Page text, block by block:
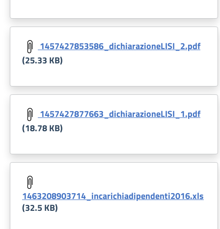
1457427853586_dichiarazioneLISI_2.pdf
(25.33 KB)
1457427877663_dichiarazioneLISI_1.pdf
(18.78 KB)
1463208903714_incarichiadipendenti2016.xls
(32.5 KB)